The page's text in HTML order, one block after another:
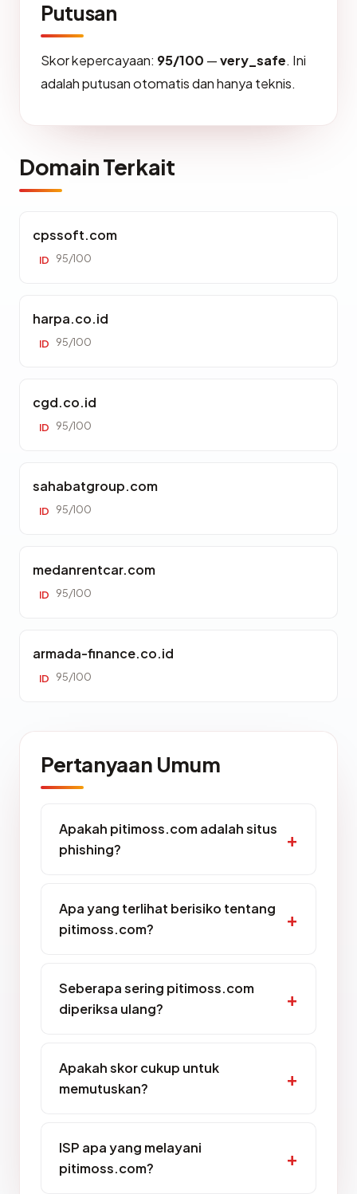
Putusan
Skor kepercayaan: 95/100 —very_safe. Ini
adalah putusan otomatis dan hanya teknis.
Domain Terkait
cpssoft.com
ID 95/100
harpa.co.id
ID 95/100
cgd.co.id
ID 95/100
sahabatgroup.com
ID 95/100
medanrentcar.com
ID 95/100
armada-finance.co.id
ID 95/100
Pertanyaan Umum
Apakah pitimoss.com adalah situs
phishing?
Apa yang terlihat berisiko tentang
pitimoss.com?
Seberapa sering pitimoss.com
diperiksa ulang?
Apakah skor cukup untuk
memutuskan?
ISP apa yang melayani
pitimoss.com?